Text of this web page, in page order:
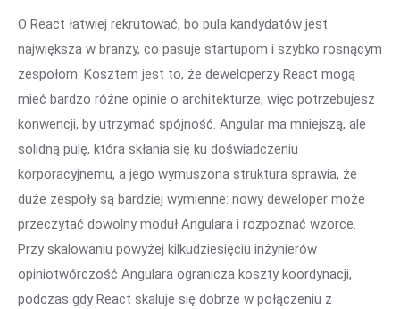
O React łatwiej rekrutować, bo pula kandydatów jest
największa w branży, co pasuje startupom i szybko rosnącym
zespołom. Kosztem jest to, że deweloperzy React mogą
mieć bardzo różne opinie o architekturze, więc potrzebujesz
konwencji, by utrzymać spójność. Angular ma mniejszą, ale
solidną pulę, która skłania się ku doświadczeniu
korporacyjnemu, a jego wymuszona struktura sprawia, że
duże zespoły są bardziej wymienne: nowy deweloper może
przeczytać dowolny moduł Angulara i rozpoznać wzorce.
Przy skalowaniu powyżej kilkudziesięciu inżynierów
opiniotwórczość Angulara ogranicza koszty koordynacji,
podczas gdy React skaluje się dobrze w połączeniu z